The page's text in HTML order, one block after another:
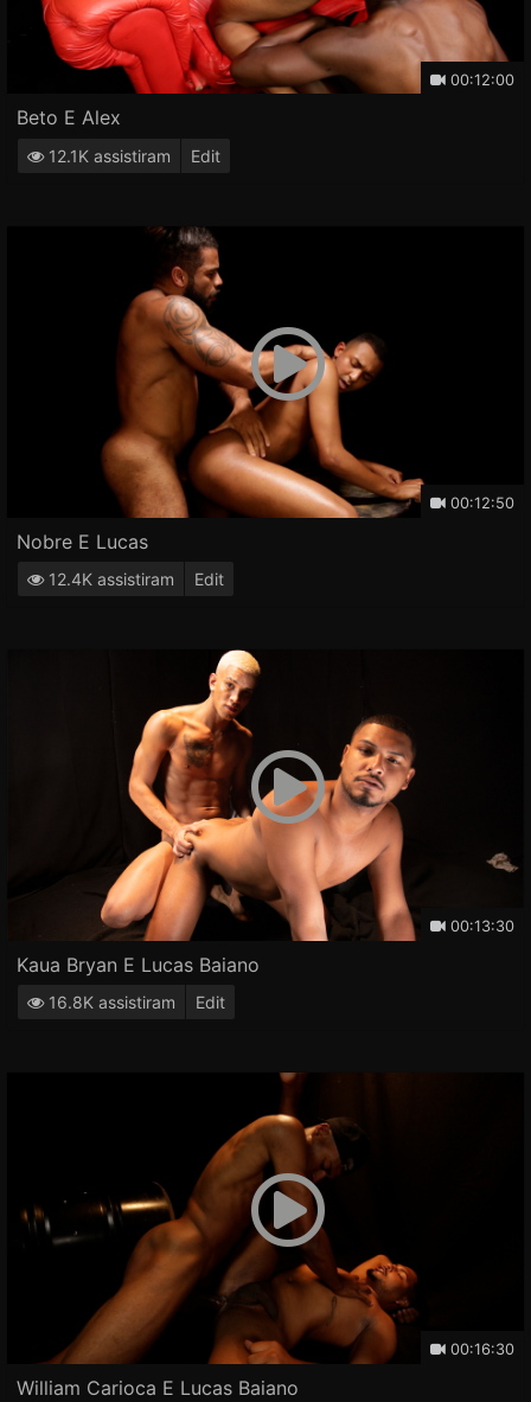
00:12:00
Beto E Alex
12.1K assistiram Edit
00:12:50
Nobre E Lucas
12.4K assistiram Edit
00:13:30
Kaua Bryan E Lucas Baiano
16.8K assistiram Edit
00:16:30
William Carioca E Lucas Baiano